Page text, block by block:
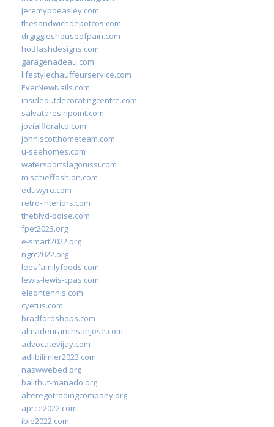
jeremypbeasley.com
thesandwichdepotcos.com
drgiggleshouseofpain.com
hotflashdesigns.com
garagenadeau.com
lifestylechauffeurservice.com
EverNewNails.com
insideoutdecoratingcentre.com
salvatoresinpoint.com
jovialfloralco.com
johnlscotthometeam.com
u-seehomes.com
watersportslagonissi.com
mischieffashion.com
eduwyre.com
retro-interiors.com
theblvd-boise.com
fpet2023.org
e-smart2022.org
ngrc2022.org
leesfamilyfoods.com
lewis-lewis-cpas.com
eleontennis.com
cyetus.com
bradfordshops.com
almadenranchsanjose.com
advocatevijay.com
adlibilimler2023.com
naswwebed.org
balithut-manado.org
alteregotradingcompany.org
aprce2022.com
ibie2022.com